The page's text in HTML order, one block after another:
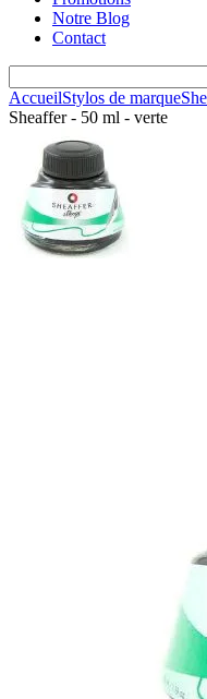
Notre Blog
Contact
AccueilStylos de marque
Sheaffer - 50 ml - verte